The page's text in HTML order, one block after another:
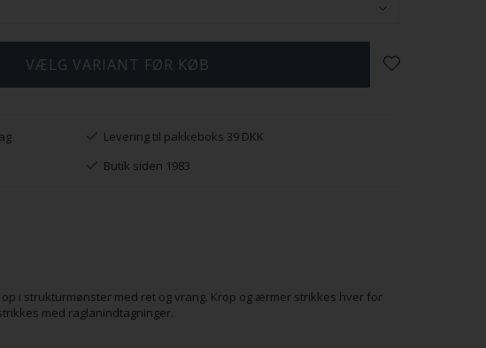
Levering til pakkeboks 39 DKK
Butik siden 1983
i strukturmønster med ret og vrang. Krop og ærmer strikkes hver for
med raglanindtagninger.